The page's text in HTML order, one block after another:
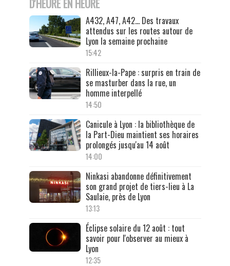
D'HEURE EN HEURE
A432, A47, A42… Des travaux
attendus sur les routes autour de
Lyon la semaine prochaine
15:42
Rillieux-la-Pape : surpris en train de
se masturber dans la rue, un
homme interpellé
14:50
Canicule à Lyon : la bibliothèque de
la Part-Dieu maintient ses horaires
prolongés jusqu'au 14 août
14:00
Ninkasi abandonne définitivement
son grand projet de tiers-lieu à La
Saulaie, près de Lyon
13:13
Éclipse solaire du 12 août : tout
savoir pour l'observer au mieux à
Lyon
12:35